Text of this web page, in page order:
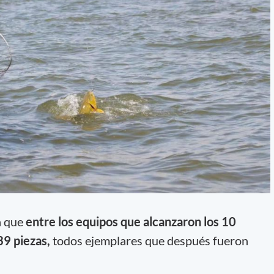
queentre los equipos que alcanzaron los 10
piezas, todos ejemplares que después fueron